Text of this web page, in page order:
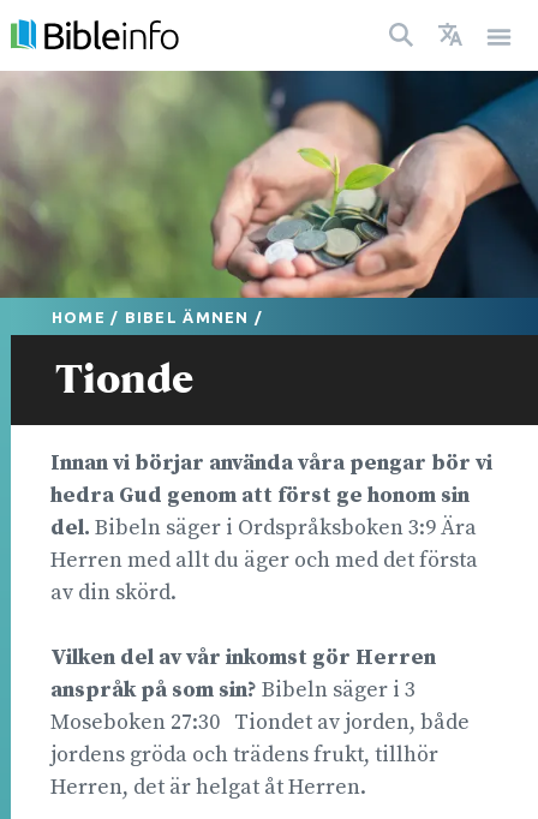
HOME / BIBEL ÄMNEN /
Tionde
Innan vi börjar använda våra pengar bör vi
hedra Gud genom att först ge honom sin
del. Bibeln säger i Ordspråksboken 3:9 Ära
Herren med allt du äger och med det första
av din skörd.
Vilken del av vår inkomst gör Herren
anspråk på som sin? Bibeln säger i 3
Moseboken 27:30 Tiondet av jorden, både
jordens gröda och trädens frukt, tillhör
Herren, det är helgat åt Herren. 